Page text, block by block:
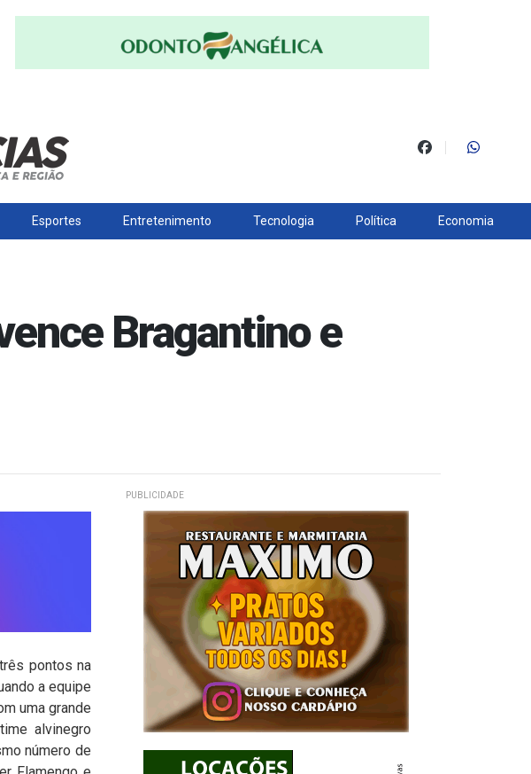
Esportes Entretenimento Tecnologia Política Economia
Bragantino e
pontos na
a equipe
uma grande
alvinegro
número de
PUBLICIDADE